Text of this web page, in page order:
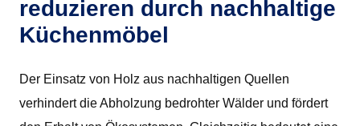
reduzieren durch nachhaltige
Küchenmöbel
Der Einsatz von Holz aus nachhaltigen Quellen
verhindert die Abholzung bedrohter Wälder und fördert